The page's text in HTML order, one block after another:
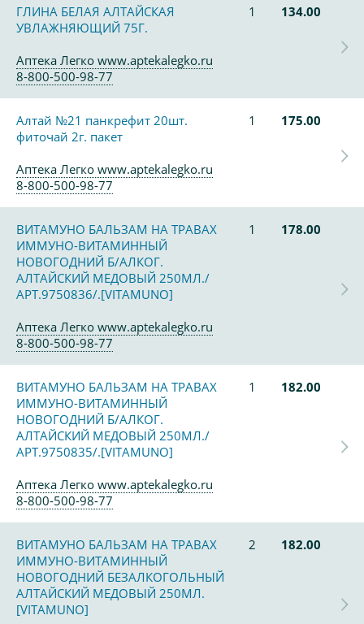
ГЛИНА БЕЛАЯ АЛТАЙСКАЯ
УВЛАЖНЯЮЩИЙ 75Г.
1 134.00
Аптека Легко www.aptekalegko.ru
8-800-500-98-77
Алтай №21 панкрефит 20шт.
фиточай 2г. пакет
1 175.00
Аптека Легко www.aptekalegko.ru
8-800-500-98-77
ВИТАМУНО БАЛЬЗАМ НА ТРАВАХ
ИММУНО-ВИТАМИННЫЙ
НОВОГОДНИЙ Б/АЛКОГ.
АЛТАЙСКИЙ МЕДОВЫЙ 250МЛ./
АРТ.9750836/.[VITAMUNO]
1 178.00
Аптека Легко www.aptekalegko.ru
8-800-500-98-77
ВИТАМУНО БАЛЬЗАМ НА ТРАВАХ
ИММУНО-ВИТАМИННЫЙ
НОВОГОДНИЙ Б/АЛКОГ.
АЛТАЙСКИЙ МЕДОВЫЙ 250МЛ./
АРТ.9750835/.[VITAMUNO]
1 182.00
Аптека Легко www.aptekalegko.ru
8-800-500-98-77
ВИТАМУНО БАЛЬЗАМ НА ТРАВАХ
ИММУНО-ВИТАМИННЫЙ
НОВОГОДНИЙ БЕЗАЛКОГОЛЬНЫЙ
АЛТАЙСКИЙ МЕДОВЫЙ 250МЛ.
[VITAMUNO]
2 182.00